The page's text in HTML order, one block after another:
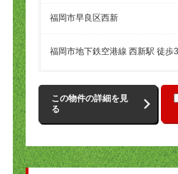
福岡市早良区西新
福岡市地下鉄空港線 西新駅 徒歩
この物件の詳細を見
る